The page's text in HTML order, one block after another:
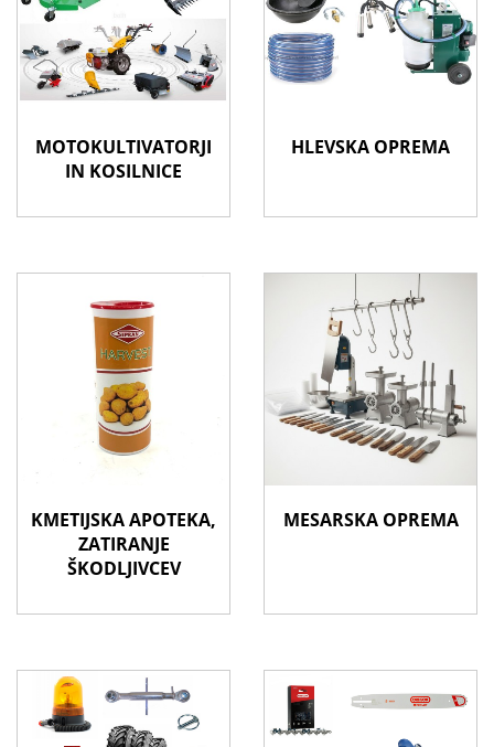
MOTOKULTIVATORJI
IN KOSILNICE
HLEVSKA OPREMA
KMETIJSKA APOTEKA,
ZATIRANJE
ŠKODLJIVCEV
MESARSKA OPREMA